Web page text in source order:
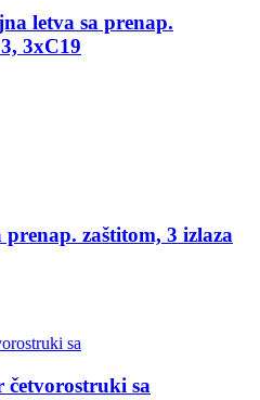
letva sa prenap.
3xC19
zaštitom, 3 izlaza
četvorostruki sa